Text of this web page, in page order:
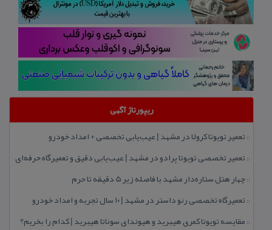
ریپورتاژ آگهی
:: تعمیر تویوتا كرولا در مشهد | عیب‌یابی تخصصی + امداد خودرو
:: تعمیر تخصصی تویوتا پرادو در مشهد | عیب‌یابی دقیق و تعمیرگاه حرفه‌ای
::چهار هتل‌ ستاره‌دار مشهد با فاصله زیر 5 دقیقه تا حرم
:: تعمیرگاه تخصصی رنو داستر در مشهد | ۱۰ سال تجربه و امداد خودرو
:: مقایسه تویوتا كمری هیبرید و هیوندای سوناتا هیبرید | كدام را بخریم؟